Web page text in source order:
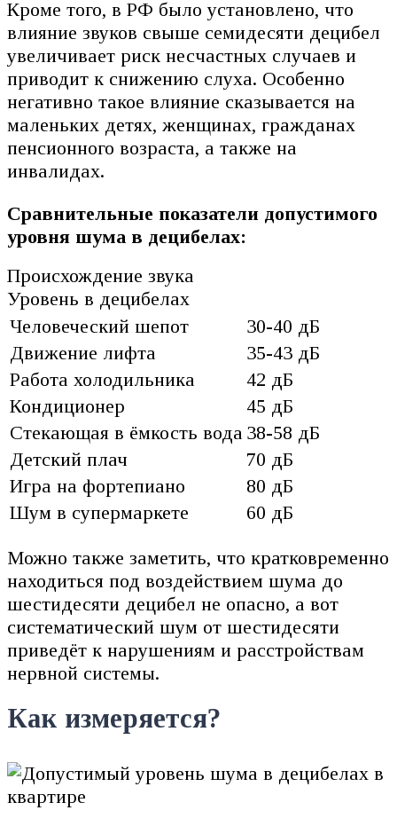
Кроме того, в РФ было установлено, что
влияние звуков свыше семидесяти децибел
увеличивает риск несчастных случаев и
приводит к снижению слуха. Особенно
негативно такое влияние сказывается на
маленьких детях, женщинах, гражданах
пенсионного возраста, а также на
инвалидах.
Сравнительные показатели допустимого
уровня шума в децибелах:
Происхождение звука
Уровень в децибелах
Человеческий шепот
30-40 дБ
Движение лифта
35-43 дБ
Работа холодильника
42 дБ
Кондиционер
45 дБ
Стекающая в ёмкость вода 38-58 дБ
Детский плач
70 дБ
Игра на фортепиано
80 дБ
Шум в супермаркете
60 дБ
Можно также заметить, что кратковременно
находиться под воздействием шума до
шестидесяти децибел не опасно, а вот
систематический шум от шестидесяти
приведёт к нарушениям и расстройствам
нервной системы.
Как измеряется?